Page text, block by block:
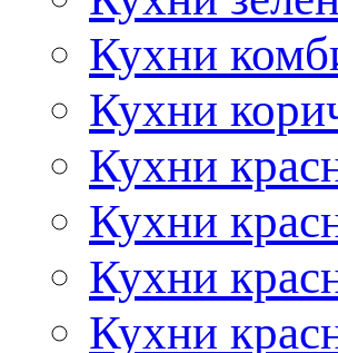
Кухни
Кухни
Кухни
Кухни
Кухни
Кухни